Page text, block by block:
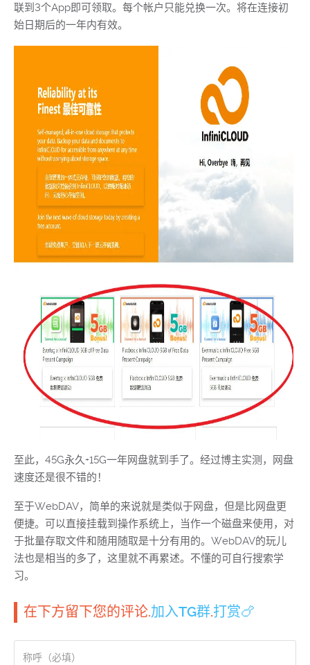
联到3个App即可领取。每个帐户只能兑换一次。将在连接初
始日期后的一年内有效。
至此，45G永久+15G一年网盘就到手了。经过博主实测，网盘
速度还是很不错的！
至于WebDAV，简单的来说就是类似于网盘，但是比网盘更
便捷。可以直接挂载到操作系统上，当作一个磁盘来使用，对
于批量存取文件和随用随取是十分有用的。WebDAV的玩儿
法也是相当的多了，这里就不再累述。不懂的可自行搜索学
习。
在下方留下您的评论.加入TG群.打赏🍗